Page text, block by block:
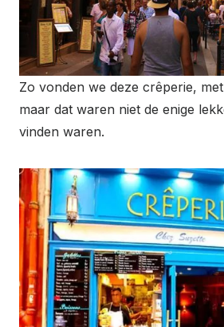
Zo vonden we deze crêperie,
maar dat waren niet de enige
vinden waren.